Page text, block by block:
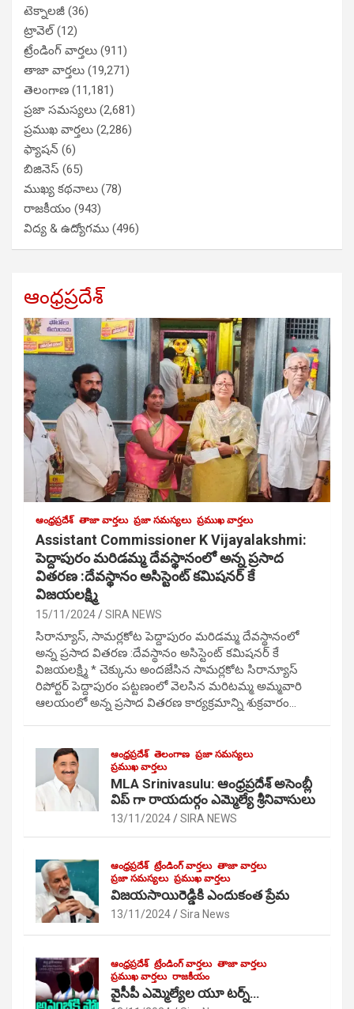
టెక్నాలజీ (36)
ట్రావెల్(12)
ట్రేండింగ్ వార్తలు (911)
తాజా వార్తలు (19,271)
తెలంగాణ (11,181)
ప్రజా సమస్యలు (2,681)
ప్రముఖ వార్తలు (2,286)
ఫ్యాషన్ (6)
బిజినెస్ (65)
ముఖ్య కథనాలు (78)
రాజకీయం (943)
విద్య & ఉద్యోగము (496)
ఆంధ్రప్రదేశ్
ఆంధ్రప్రదేశ్ తాజా వార్తలు ప్రజా సమస్యలు ప్రముఖ వార్తలు
Assistant Commissioner K Vijayalakshmi:
పెద్దాపురం మరిడమ్మ దేవస్థానంలో అన్న ప్రసాద
వితరణ :దేవస్థానం అసిస్టెంట్ కమిషనర్ కే
విజయలక్ష్మి
15/11/2024 SIRA NEWS
సిరాన్యూస్, సామర్లకోట పెద్దాపురం మరిడమ్మ దేవస్థానంలో
అన్న ప్రసాద వితరణ :దేవస్థానం అసిస్టెంట్ కమిషనర్ కే
విజయలక్ష్మి * చెక్కును అందజేసిన సామర్లకోట సిరాన్యూస్
రిపోర్టర్ పెద్దాపురం పట్టణంలో వెలసిన మరిటమ్మ అమ్మవారి
ఆలయంలో అన్న ప్రసాద వితరణ కార్యక్రమాన్ని శుక్రవారం…
ఆంధ్రప్రదేశ్ తెలంగాణ ప్రజా సమస్యలు
ప్రముఖ వార్తలు
MLA Srinivasulu: ఆంధ్రప్రదేశ్ అసెంబ్లీ
విప్ గా రాయదుర్గం ఎమ్మెల్యే శ్రీనివాసులు
13/11/2024 SIRA NEWS
ఆంధ్రప్రదేశ్ ట్రేండింగ్ వార్తలు తాజా వార్తలు
ప్రజా సమస్యలు ప్రముఖ వార్తలు
విజయసాయిరెడ్డికి ఎందుకంత ప్రేమ
13/11/2024 Sira News
ఆంధ్రప్రదేశ్ ట్రేండింగ్ వార్తలు తాజా వార్తలు
ప్రముఖ వార్తలు రాజకీయం
వైసీపీ ఎమ్మెల్యేల యూ టర్న్…